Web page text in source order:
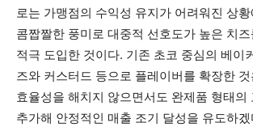
로는 가맹점의 수익성 유지가 어려워진 상
콤짭짤한 풍미로 대중적 선호도가 높은 치
적극 도입한 것이다. 기존 초코 중심의 베이
즈와 커스터드 등으로 플레이버를 확장한
효율성을 해치지 않으면서도 완제품 형태의
추가해 안정적인 매출 조기 달성을 유도하